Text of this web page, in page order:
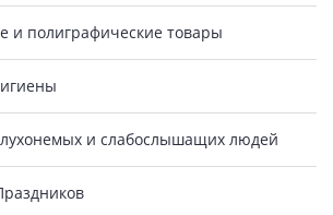
и полиграфические товары
и слабослышащих людей